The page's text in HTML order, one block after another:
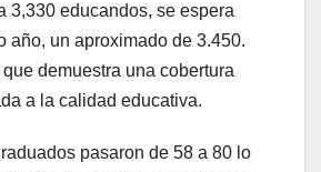
3,330 educandos, se espera
año, un aproximado de 3.450.
demuestra una cobertura
a la calidad educativa.
pasaron de 58 a 80 lo